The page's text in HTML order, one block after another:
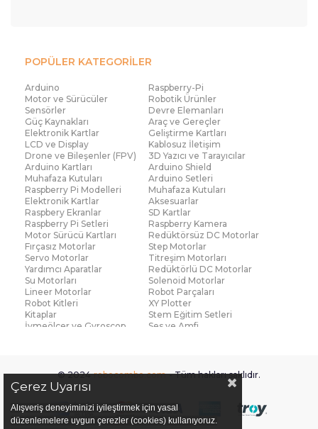
POPÜLER KATEGORİLER
Arduino
Raspberry-Pi
Motor ve Sürücüler
Robotik Ürünler
Sensörler
Devre Elemanları
Güç Kaynakları
Araç ve Gereçler
Elektronik Kartlar
Geliştirme Kartları
LCD ve Display
Kablosuz İletişim
Drone ve Bileşenler (FPV)
3D Yazıcı ve Tarayıcılar
Arduino Kartları
Arduino Shield
Muhafaza Kutuları
Arduino Setleri
Raspberry Pi Modelleri
Muhafaza Kutuları
Elektronik Kartlar
Aksesuarlar
Raspbery Ekranlar
SD Kartlar
Raspberry Pi Setleri
Raspberry Kamera
Motor Sürücü Kartları
Redüktörsüz DC Motorlar
Fırçasız Motorlar
Step Motorlar
Servo Motorlar
Titreşim Motorları
Yardımcı Aparatlar
Redüktörlü DC Motorlar
Su Motorları
Solenoid Motorlar
Lineer Motorlar
Robot Parçaları
Robot Kitleri
XY Plotter
Kitaplar
Stem Eğitim Setleri
İvmeölçer ve Gyroscop
Ses ve Amfi
Voltaj ve Akım
Titreşim
Basınç ve Kuvvet
Manyetik ve Hall Effect
Mesafe, Çizgi ve Hareket
Sıcaklık ve Nem
Ateş Algılayıcı
Ağırlık
© 2024 robocombo.com - Tüm hakları saklıdır.
Çerez Uyarısı
Alışveriş deneyiminizi iyileştirmek için yasal
düzenlemelere uygun çerezler (cookies) kullanıyoruz.